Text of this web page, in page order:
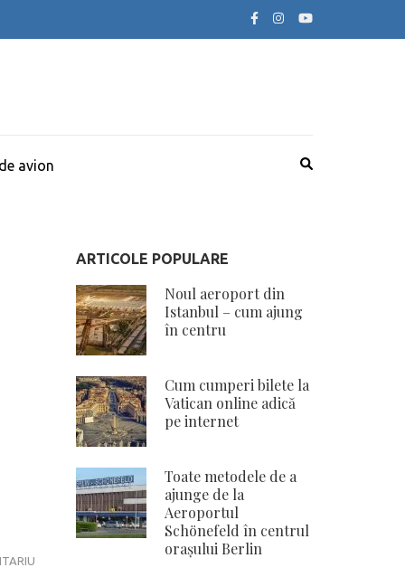
avion
4
ARTICOLE POPULARE
Noul aeroport din
Istanbul – cum ajung
în centru
Cum cumperi bilete la
Vatican online adică
pe internet
Toate metodele de a
ajunge de la
Aeroportul
Schönefeld în centrul
orașului Berlin